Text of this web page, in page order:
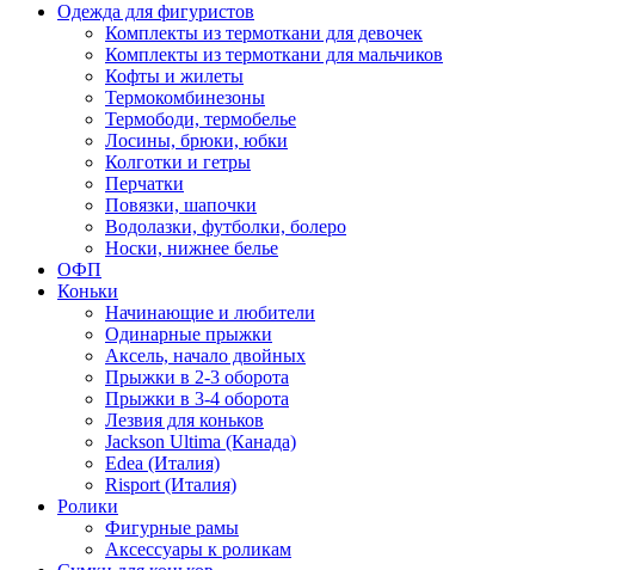
Одежда для фигуристов
Комплекты из термоткани для девочек
Комплекты из термоткани для мальчиков
Кофты и жилеты
Термокомбинезоны
Термободи, термобелье
Лосины, брюки, юбки
Колготки и гетры
Перчатки
Повязки, шапочки
Водолазки, футболки, болеро
Носки, нижнее белье
ОФП
Коньки
Начинающие и любители
Одинарные прыжки
Аксель, начало двойных
Прыжки в 2-3 оборота
Прыжки в 3-4 оборота
Лезвия для коньков
Jackson Ultima (Канада)
Edea (Италия)
Risport (Италия)
Ролики
Фигурные рамы
Аксессуары к роликам